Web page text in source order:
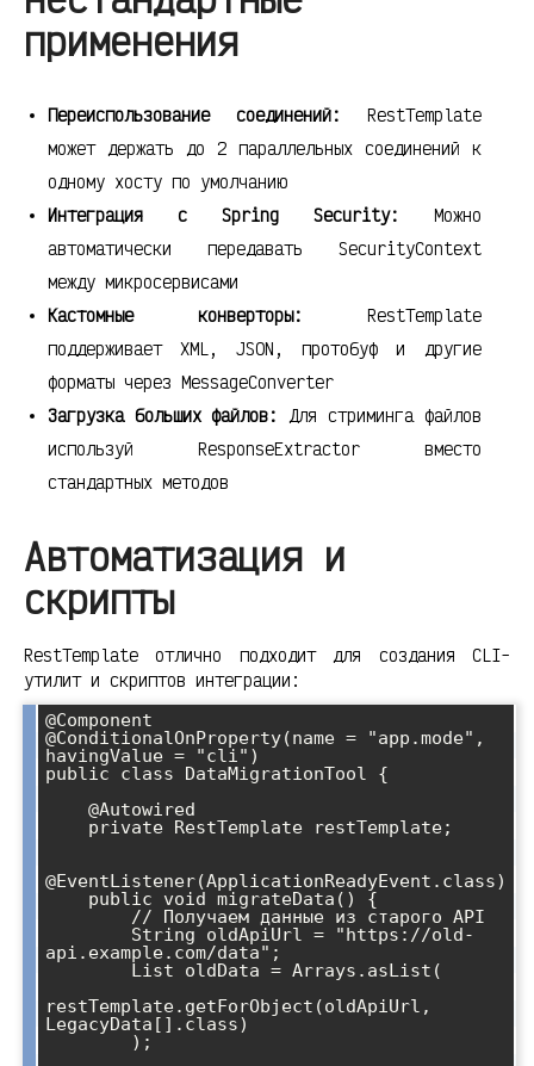
применения
Переиспользование соединений: RestTemplate
может держать до 2 параллельных соединений к
одному хосту по умолчанию
Интеграция с Spring Security: Можно
автоматически передавать SecurityContext
между микросервисами
Кастомные конверторы: RestTemplate
поддерживает XML, JSON, протобуф и другие
форматы через MessageConverter
Загрузка больших файлов:
Для стриминга файлов
используй ResponseExtractor вместо
стандартных методов
Автоматизация и
скрипты
RestTemplate отлично подходит для создания CLI-
утилит и скриптов интеграции:
@Component
@ConditionalOnProperty(name = "app.mode",
havingValue = "cli")
public class DataMigrationTool {
@EventListener(ApplicationReadyEvent.class)
api.example.com/data";
        List
oldData = Arrays.asList(
restTemplate.getForObject(oldApiUrl,
LegacyData[].class)